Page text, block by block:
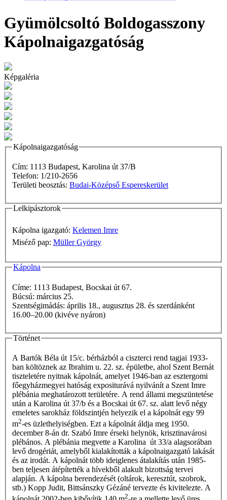
Gyümölcsoltó Boldogasszony
Kápolnaigazgatóság
Képgaléria
Kápolnaigazgatóság
Cím: 1113 Budapest, Karolina út 37/B
Telefon: 1/210-2656
Területi beosztás: Budai-Középső Espereskerület
Lelkipásztorok
Kápolna igazgató: Kelemen Imre
Miséző pap: Müller György
Kápolna
Címe: 1113 Budapest, Bocskai út 67.
Búcsú: március 25.
Szentségimádás: április 18., augusztus 28. és szerdánként
16.00–20.00 (kivéve nyáron)
Történet
A Bartók Béla út 15/c. bérházból a ciszterci rend tagjai 1933-
ban költöznek az Ibrahim u. 22. sz. épületbe, ahol Szent Bernát
tiszteletére nyitnak kápolnát, amelyet 1946-ban az esztergomi
főegyházmegyei hatóság expositurá­vá nyilvánít a Szent Imre
plébánia meghatározott területére. A rend állami megszüntetése
után a Karolina út 37/b és a Bocskai út 67. sz. alatt levő négy
emeletes sarokház földszintjén helyezik el a kápolnát egy 99
m2-es üzlethelyiségben. Ezt a kápolnát áldja meg 1950.
december 8-án dr. Szabó Imre érseki helynök, krisztinavárosi
plébános. A plébánia megvette a Karolina út 33/a alagsorában
levő drogériát, amelyből kialakították a kápolnaigazgató lakását
és az irodát. A kápolnát több ideiglenes átalakítás után 1985-
ben teljesen átépítették a hívekből alakult bizottság tervei
alapján. A kápolna berendezését (oltárok, keresztút, szobrok,
stb.) Kopp Judit, Bittsánszky Gézáné tervezte és kivitelezte. A
2